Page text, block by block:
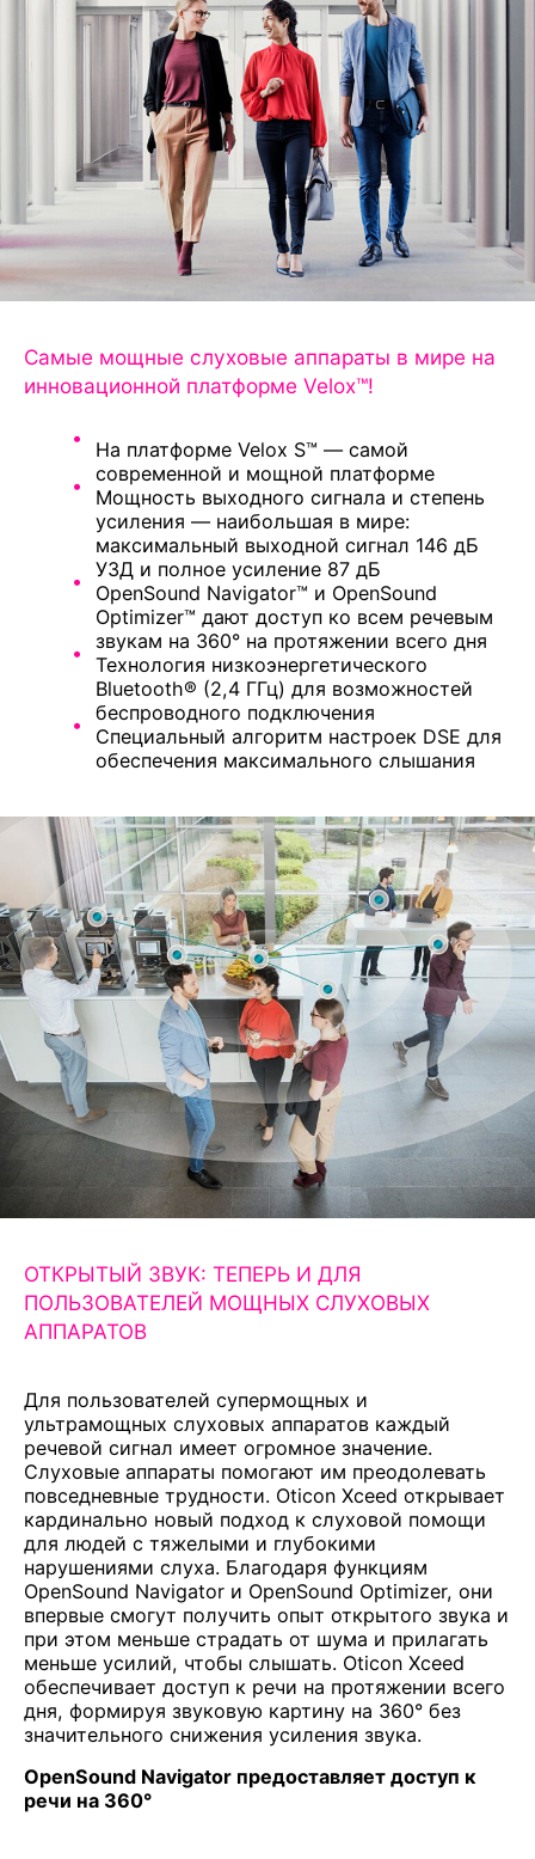
Самые мощные слуховые аппараты в мире на
инновационной платформе Velox™!
На платформе Velox S™ — самой
современной и мощной платформе
Мощность выходного сигнала и степень
усиления — наибольшая в мире:
максимальный выходной сигнал 146 дБ
УЗД и полное усиление 87 дБ
OpenSound Navigator™ и OpenSound
Optimizer™ дают доступ ко всем речевым
звукам на 360° на протяжении всего дня
Технология низкоэнергетического
Bluetooth® (2,4 ГГц) для возможностей
беспроводного подключения
Специальный алгоритм настроек DSE для
обеспечения максимального слышания
ОТКРЫТЫЙ ЗВУК: ТЕПЕРЬ И ДЛЯ
ПОЛЬЗОВАТЕЛЕЙ МОЩНЫХ СЛУХОВЫХ
АППАРАТОВ
Для пользователей супермощных и
ультрамощных слуховых аппаратов каждый
речевой сигнал имеет огромное значение.
Слуховые аппараты помогают им преодолевать
повседневные трудности. Oticon Xceed открывает
кардинально новый подход к слуховой помощи
для людей с тяжелыми и глубокими
нарушениями слуха. Благодаря функциям
OpenSound Navigator и OpenSound Optimizer, они
впервые смогут получить опыт открытого звука и
при этом меньше страдать от шума и прилагать
меньше усилий, чтобы слышать. Oticon Xceed
обеспечивает доступ к речи на протяжении всего
дня, формируя звуковую картину на 360° без
значительного снижения усиления звука.
OpenSound Navigator предоставляет доступ к
речи на 360°